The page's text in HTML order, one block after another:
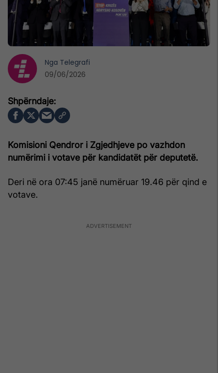
Komisioni Qendror i Zgjedhjeve po vazhdon
numërimi i votave për kandidatët për deputetë.
Deri në ora 07:45 janë numëruar 19.46 për qind e
votave.
Nga Telegrafi
09/06/2026